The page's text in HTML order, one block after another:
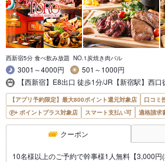
西新宿5分 食べ飲み放題 NO.1炭焼き肉バル
3001～4000円
501～1000円
【西新宿】E8出口 徒歩1分/JR【新宿駅】西
【アプリ予約限定】最大800ポイント還元対象店
口コミ
ポイントプラス対象店
スマート支払い可 適格請求
クーポン
10名様以上のご予約で幹事様1人無料【3,000円(